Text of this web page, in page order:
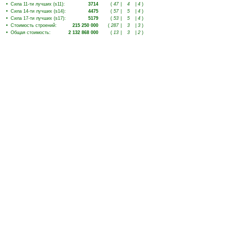
• Сила 11-ти лучших (s11): 3714 ( 47 4 4 )
• Сила 14-ти лучших (s14): 4475 ( 57 5 4 )
• Сила 17-ти лучших (s17): 5179 ( 53 5 4 )
• Стоимость строений: 215 250 000 ( 287 3 3 )
• Общая стоимость: 2 132 868 000 ( 13 3 2 )